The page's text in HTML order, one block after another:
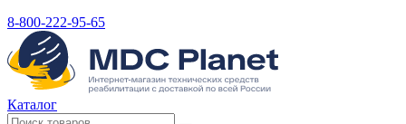
8-800-222-95-65
Каталог